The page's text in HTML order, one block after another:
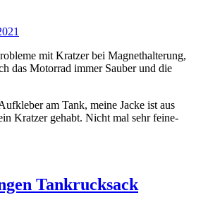
mit Kratzer bei Magnethalterung,
das Motorrad immer Sauber und die
am Tank, meine Jacke ist aus
Kratzer gehabt. Nicht mal sehr feine-
Tankrucksack